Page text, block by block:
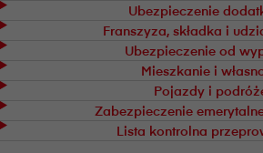
Ubezpieczenie
Franszyza, składka i
Ubezpieczenie od
Mieszkanie i
Pojazdy i
Zabezpieczenie
Lista kontrolna